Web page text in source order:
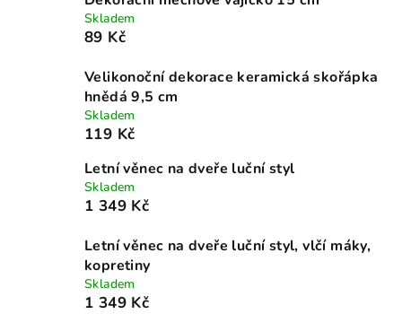
Skladem
89 Kč
Velikonoční dekorace keramická skořápka
hnědá 9,5 cm
Skladem
119 Kč
Letní věnec na dveře luční styl
Skladem
1 349 Kč
Letní věnec na dveře luční styl, vlčí máky,
kopretiny
Skladem
1 349 Kč